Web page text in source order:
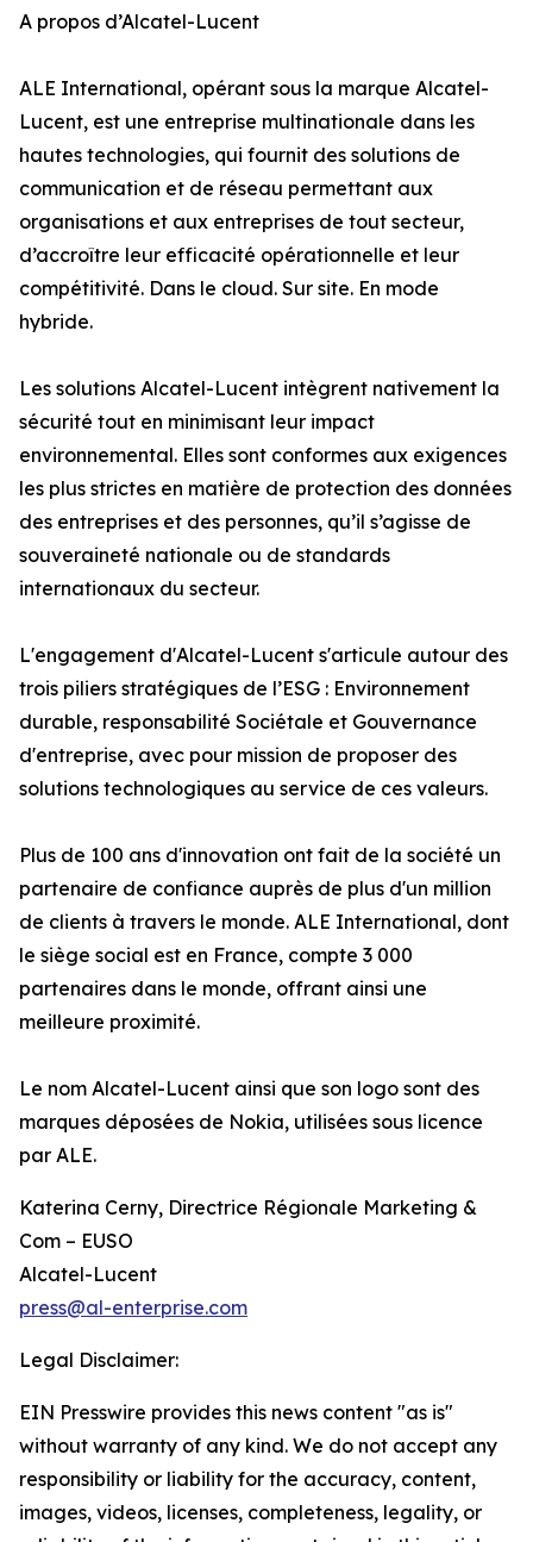
A propos d’Alcatel-Lucent
ALE International, opérant sous la marque Alcatel-
Lucent, est une entreprise multinationale dans les
hautes technologies, qui fournit des solutions de
communication et de réseau permettant aux
organisations et aux entreprises de tout secteur,
d’accroître leur efficacité opérationnelle et leur
compétitivité. Dans le cloud. Sur site. En mode
hybride.
Les solutions Alcatel-Lucent intègrent nativement la
sécurité tout en minimisant leur impact
environnemental. Elles sont conformes aux exigences
les plus strictes en matière de protection des données
des entreprises et des personnes, qu’il s’agisse de
souveraineté nationale ou de standards
internationaux du secteur.
L'engagement d'Alcatel-Lucent s'articule autour des
trois piliers stratégiques de l’ESG : Environnement
durable, responsabilité Sociétale et Gouvernance
d'entreprise, avec pour mission de proposer des
solutions technologiques au service de ces valeurs.
Plus de 100 ans d'innovation ont fait de la société un
partenaire de confiance auprès de plus d'un million
de clients à travers le monde. ALE International, dont
le siège social est en France, compte 3 000
partenaires dans le monde, offrant ainsi une
meilleure proximité.
Le nom Alcatel-Lucent ainsi que son logo sont des
marques déposées de Nokia, utilisées sous licence
par ALE.
Katerina Cerny, Directrice Régionale Marketing &
Com – EUSO
Alcatel-Lucent
press@al-enterprise.com
Legal Disclaimer:
EIN Presswire provides this news content "as is"
without warranty of any kind. We do not accept any
responsibility or liability for the accuracy, content,
images, videos, licenses, completeness, legality, or